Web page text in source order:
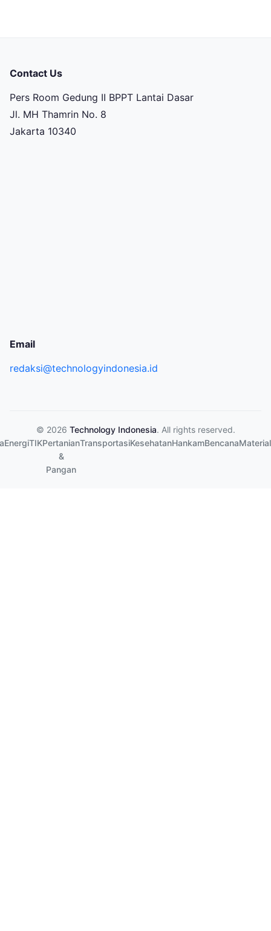
Contact Us
Pers Room Gedung II BPPT Lantai Dasar
Jl. MH Thamrin No. 8
Jakarta 10340
Email
redaksi@technologyindonesia.id
© 2026 Technology Indonesia. All rights reserved.
EnergiTIKPertanian
&
Pangan
TransportasiKesehatanHankamBencanaMaterial